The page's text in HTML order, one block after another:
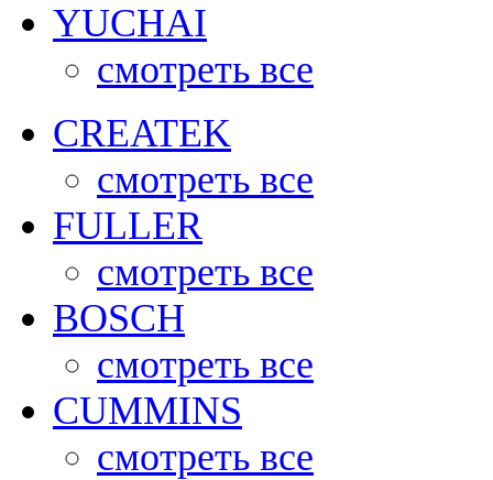
YUCHAI
смотреть все
CREATEK
смотреть все
FULLER
смотреть все
BOSCH
смотреть все
CUMMINS
смотреть все